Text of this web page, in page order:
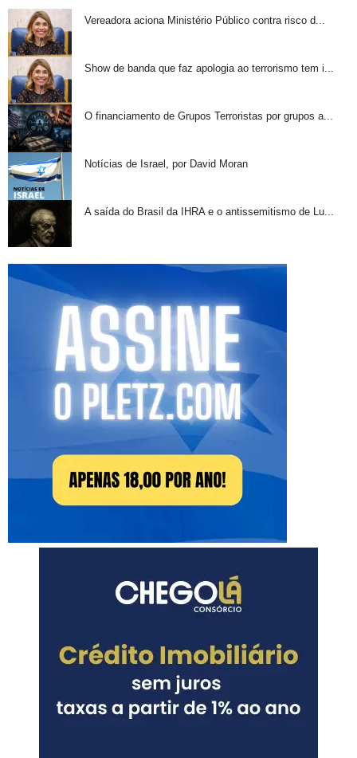
Vereadora aciona Ministério Público contra risco d...
Show de banda que faz apologia ao terrorismo tem i...
O financiamento de Grupos Terroristas por grupos a...
Notícias de Israel, por David Moran
A saída do Brasil da IHRA e o antissemitismo de Lu...